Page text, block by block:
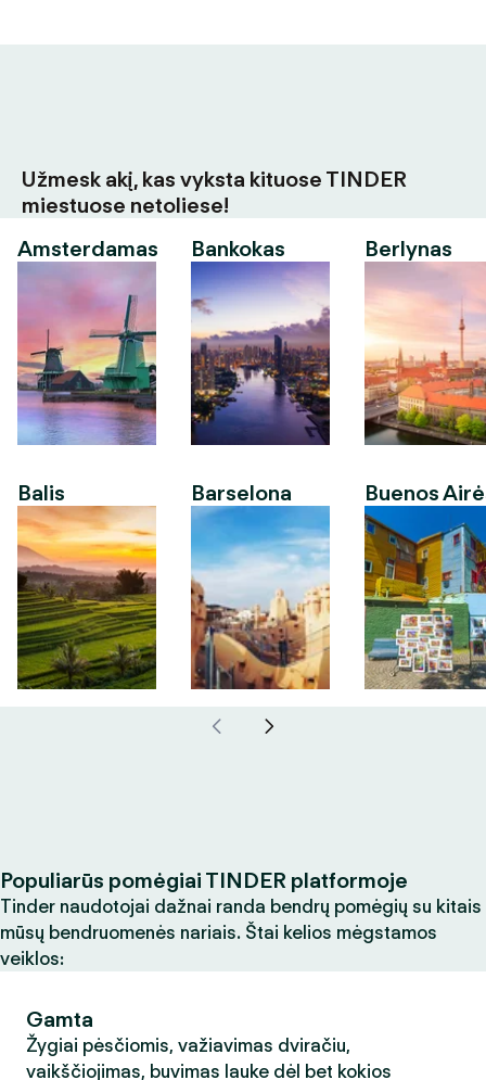
Užmesk akį, kas vyksta kituose TINDER
miestuose netoliese!
Amsterdamas
Balis
Bankokas
Barselona
Berlynas
Buenos
Populiarūs pomėgiai TINDER platformoje
Tinder naudotojai dažnai randa bendrų pomėgių su kitais
mūsų bendruomenės nariais. Štai kelios mėgstamos
veiklos:
Gamta
Žygiai pėsčiomis, važiavimas dviračiu,
vaikščiojimas, buvimas lauke dėl bet kokios